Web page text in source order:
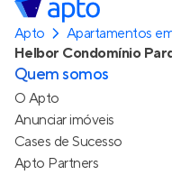
Apto Apartamentos
Helbor Condomínio
Quem somos
O Apto
Anunciar imóveis
Cases de Sucesso
Apto Partners